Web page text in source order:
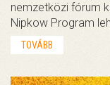
nemzetközi fórum
Nipkow Program
TOVÁBB